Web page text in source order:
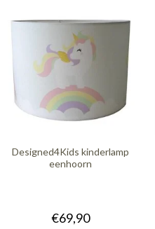
Designed4Kids kinderlamp
eenhoorn
€69,90